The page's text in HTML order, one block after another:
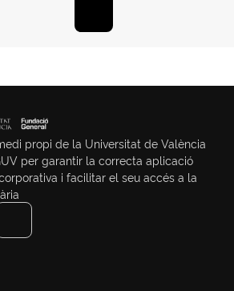
propi de la Universitat de València
per garantir la correcta aplicació
i facilitar el seu accés a la